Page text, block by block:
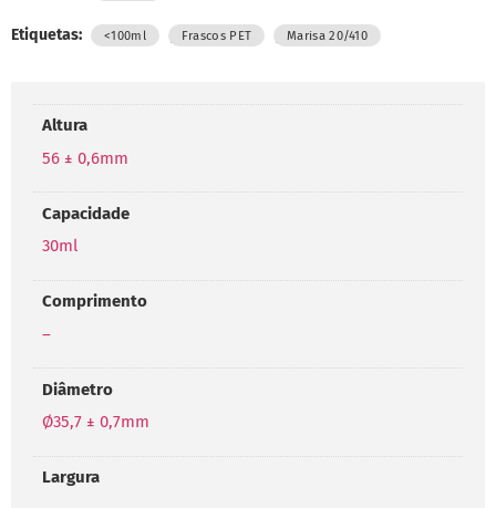
Etiquetas: <100ml , Frascos PET Marisa 20/410
Altura
56 ± 0,6mm
Capacidade
30ml
Comprimento
–
Diâmetro
Ø35,7 ± 0,7mm
Largura